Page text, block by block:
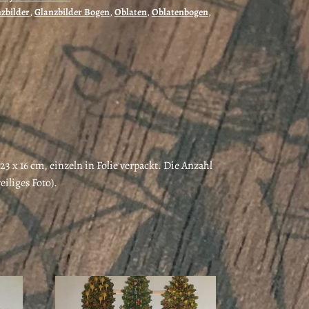
, Glanzbilder Bogen, Oblaten,Oblatenbogen,
x 16 cm, einzeln in Folie verpackt. Die Anzahl
Foto).